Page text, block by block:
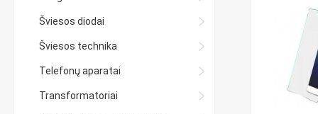
Šviesos diodai
Šviesos technika
Telefonų aparatai
Transformatoriai